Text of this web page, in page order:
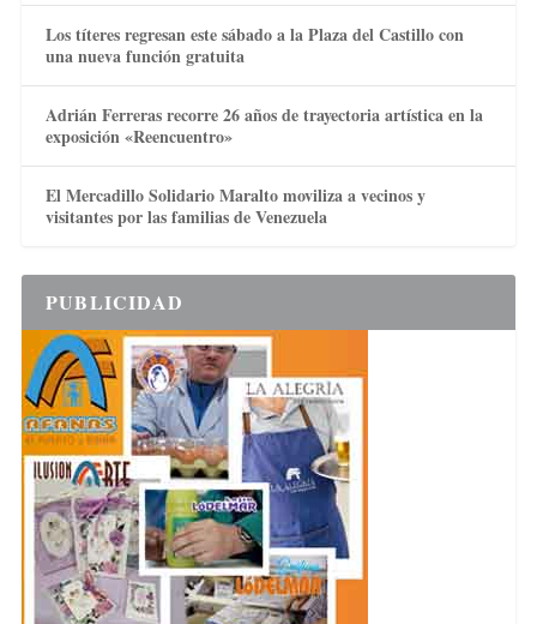
Los títeres regresan este sábado a la Plaza del Castillo con
una nueva función gratuita
Adrián Ferreras recorre 26 años de trayectoria artística en la
exposición «Reencuentro»
El Mercadillo Solidario Maralto moviliza a vecinos y
visitantes por las familias de Venezuela
PUBLICIDAD